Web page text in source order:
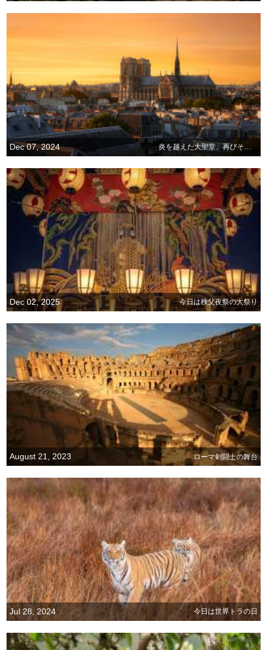
Dec 07, 2024 炎を越えた大聖堂、再びその扉を開く！
Dec 02, 2025 今日は秩父夜祭の大祭り
August 21, 2023 ローマ剣闘士の舞台
Jul 28, 2024 今日は世界トラの日